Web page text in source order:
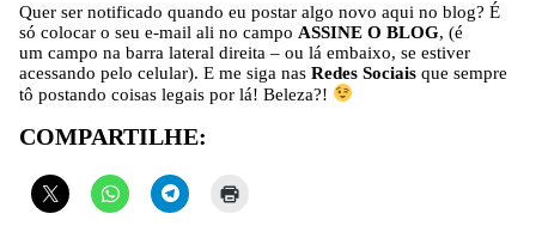
Quer ser notificado quando eu postar algo novo aqui no blog? É
só colocar o seu e-mail ali no campo ASSINE O BLOG, (é
um campo na barra lateral direita – ou lá embaixo, se estiver
acessando pelo celular). E me siga nas Redes Sociais que sempre
tô postando coisas legais por lá! Beleza?!
COMPARTILHE: